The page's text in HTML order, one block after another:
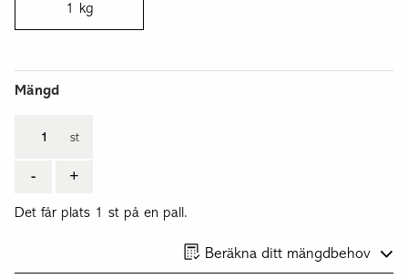
1 kg
Mängd
st
- +
Det får plats 1 st på en pall.
Beräkna ditt mängdbehov